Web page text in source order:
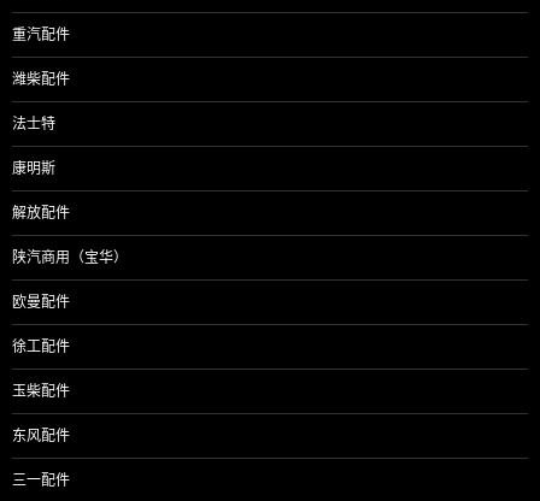
重汽配件
潍柴配件
法士特
康明斯
解放配件
陕汽商用（宝华）
欧曼配件
徐工配件
玉柴配件
东风配件
三一配件